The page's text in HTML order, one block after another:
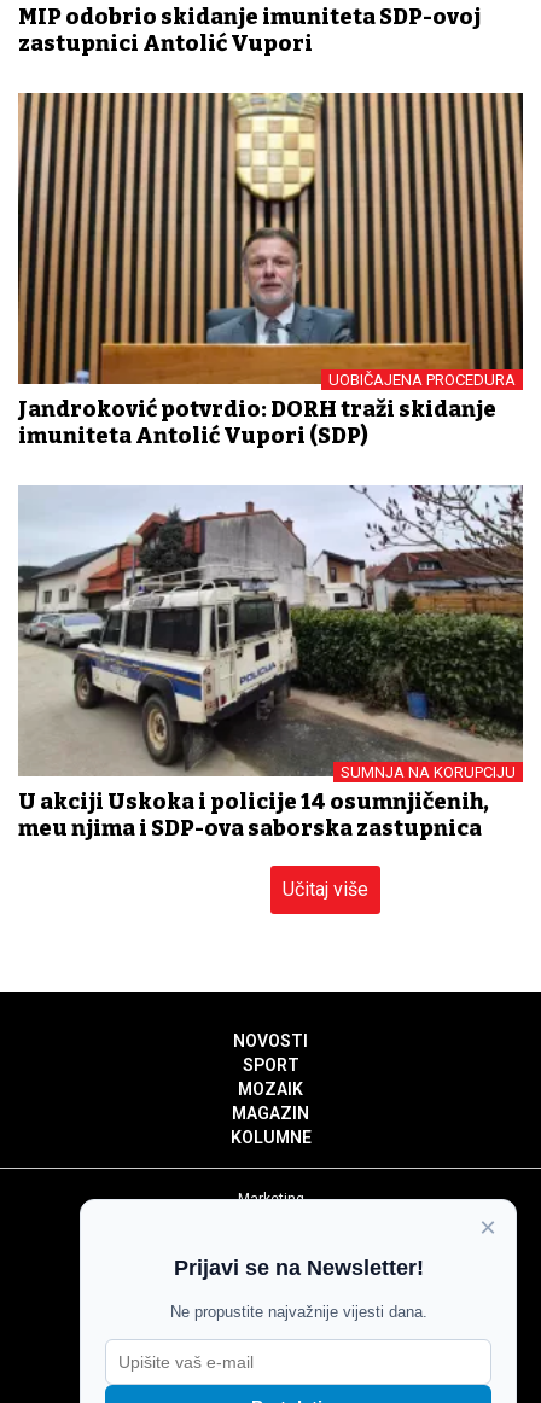
MIP odobrio skidanje imuniteta SDP-ovoj
zastupnici Antolić Vupori
UOBIČAJENA PROCEDURA
Jandroković potvrdio: DORH traži skidanje
imuniteta Antolić Vupori (SDP)
SUMNJA NA KORUPCIJU
U akciji Uskoka i policije 14 osumnjičenih,
među njima i SDP-ova saborska zastupnica
Učitaj više
NOVOSTI
SPORT
MOZAIK
MAGAZIN
KOLUMNE
Marketing
Impressum
Pravila komentiranja
Agroglas
×
Prijavi se na Newsletter!
Ne propustite najvažnije vijesti dana.